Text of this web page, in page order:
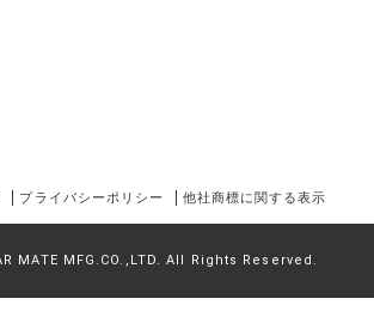
プライバシーポリシー 他社商標に関する表示
MATE MFG.CO.,LTD. All Rights Reserved.